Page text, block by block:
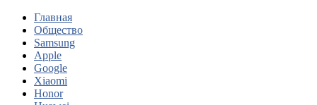
Главная
Общество
Samsung
Apple
Google
Xiaomi
Honor